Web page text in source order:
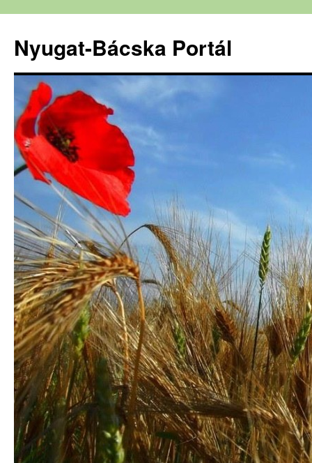
Nyugat-Bácska Portál